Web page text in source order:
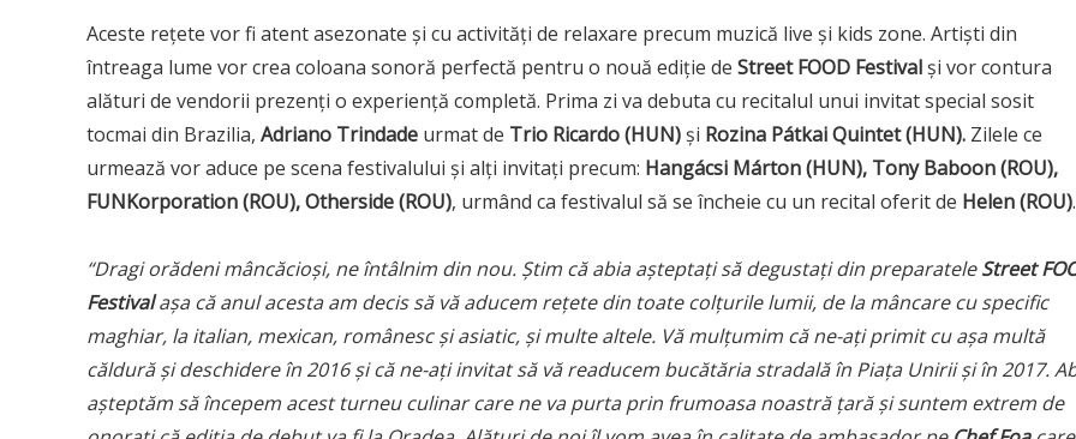
Aceste rețete vor fi atent asezonate și cu activități de relaxare precum muzică live și kids zone. Artiști din
întreaga lume vor crea coloana sonoră perfectă pentru o nouă ediție de Street FOOD Festivalși vor contura
alături de vendorii prezenți o experiență completă. Prima zi va debuta cu recitalul unui invitat special sosit
tocmai din Brazilia, Adriano Trindade urmat de Trio Ricardo (HUN)și Rozina Pátkai Quintet (HUN). Zilele ce
urmează vor aduce pe scena festivalului și alți invitați precum: Hangácsi Márton (HUN), Tony Baboon (ROU),
FUNKorporation (ROU), Otherside (ROU), urmând ca festivalul să se încheie cu un recital oferit de Helen (ROU).
“Dragi orădeni mâncăcioși, ne întâlnim din nou. Știm căabia așteptați sădegustați din preparateleStreet
Festivalașa că anul acesta am decis să vă aducem rețete din toate colțurile lumii, de la mâncare cu specific
maghiar, la italian, mexican, românesc și asiatic, și multe altele. Vă mulțumim că ne-ați primit cu așa multă
căldură și deschidere în 2016 și că ne-ați invitat să vă readucem bucătăria stradală în Piața Unirii și în 2017.
așteptăm să începem acest turneu culinar care ne va purta prin frumoasa noastră țară și suntem extrem de